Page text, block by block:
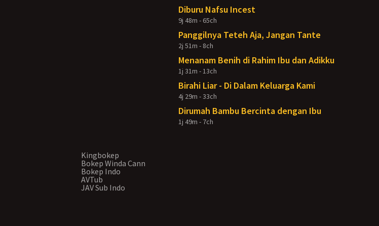
Diburu Nafsu Incest
9j 48m - 65ch
Panggilnya Teteh Aja, Jangan Tante
2j 51m - 8ch
Menanam Benih di Rahim Ibu dan Adikku
1j 31m - 13ch
Birahi Liar - Di Dalam Keluarga Kami
4j 29m - 33ch
Dirumah Bambu Bercinta dengan Ibu
1j 49m - 7ch
Kingbokep
Bokep Winda Cann
Bokep Indo
AVTub
JAV Sub Indo